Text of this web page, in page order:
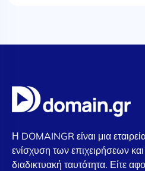
Η DOMAINGR είναι μια
ενίσχυση των επιχειρήσεων
διαδικτυακή ταυτότητα. Είτε